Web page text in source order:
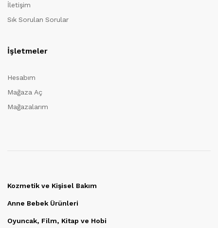
İletişim
Sık Sorulan Sorular
İşletmeler
Hesabım
Mağaza Aç
Mağazalarım
Kozmetik ve Kişisel Bakım
Anne Bebek Ürünleri
Oyuncak, Film, Kitap ve Hobi